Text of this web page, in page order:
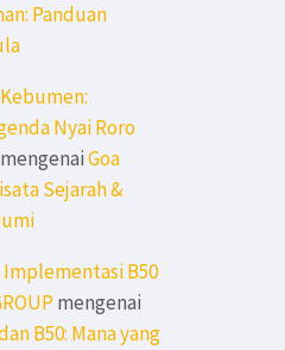
Panduan
Nyai Roro
mengenaiGoa
Sejarah &
Implementasi B50
mengenai
B50: Mana yang